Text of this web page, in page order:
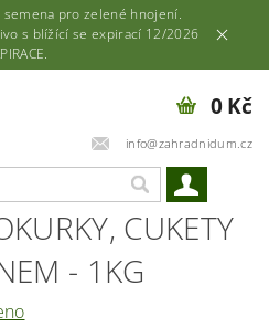
pro zelené hnojení.
s blížící se expirací 12/2026
info@zahradnidum.cz
0 Kč
CUKETY
- 1KG